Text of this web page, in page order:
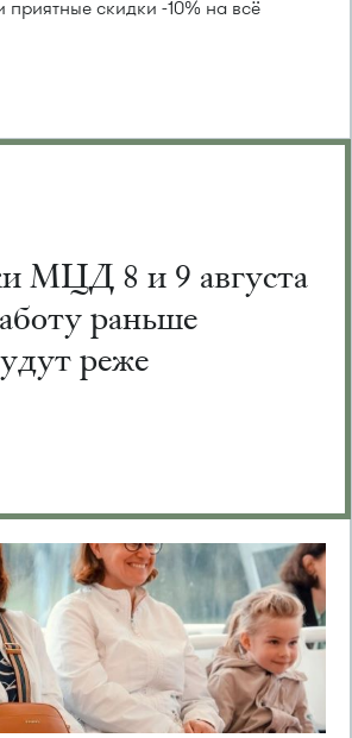
приятные скидки -10% на всё
МЦД 8 и 9 августа
раньше
реже